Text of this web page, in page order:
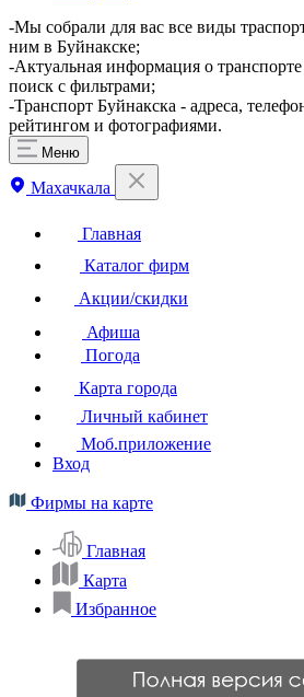
-Мы собрали для вас все виды
ним в Буйнакске;
-Актуальная информация о
поиск с фильтрами;
-Транспорт Буйнакска - адреса,
рейтингом и фотографиями.
Меню
Махачкала
Главная
Каталог фирм
Акции/скидки
Афиша
Погода
Карта города
Личный кабинет
Моб.приложение
Вход
Фирмы на карте
Главная
Карта
Избранное